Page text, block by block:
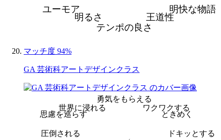
明快な物語
王道性
テンポの良さ
明るさ
ユーモア
マッチ度 94%
GA 芸術科アートデザインクラス
勇気をもらえる
ワクワクする
ときめく
ドキッとする
圧倒される
思慮を巡らす
世界に浸れる